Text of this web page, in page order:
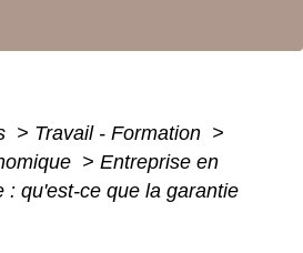
> Travail - Formation >
> Entreprise en
: qu'est-ce que la garantie